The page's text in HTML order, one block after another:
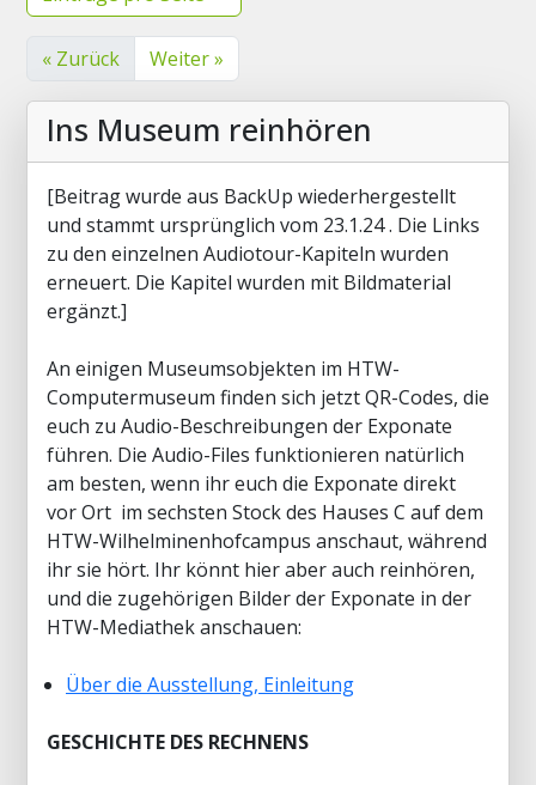
« Zurück Weiter »
Ins Museum reinhören
[Beitrag wurde aus BackUp wiederhergestellt
und stammt ursprünglich vom 23.1.24 . Die Links
zu den einzelnen Audiotour-Kapiteln wurden
erneuert. Die Kapitel wurden mit Bildmaterial
ergänzt.]
An einigen Museumsobjekten im HTW-
Computermuseum finden sich jetzt QR-Codes, die
euch zu Audio-Beschreibungen der Exponate
führen. Die Audio-Files funktionieren natürlich
am besten, wenn ihr euch die Exponate direkt
vor Ort im sechsten Stock des Hauses C auf dem
HTW-Wilhelminenhofcampus anschaut, während
ihr sie hört. Ihr könnt hier aber auch reinhören,
und die zugehörigen Bilder der Exponate in der
HTW-Mediathek anschauen:
Über die Ausstellung, Einleitung
GESCHICHTE DES RECHNENS